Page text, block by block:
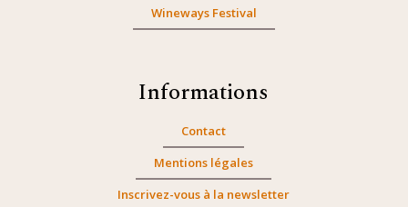
Wineways Festival
Informations
Contact
Mentions légales
Inscrivez-vous à la newsletter